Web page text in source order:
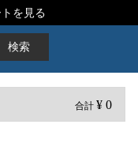
合計 ¥ 0
を見る
検索